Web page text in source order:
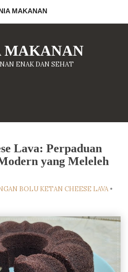
MAKANAN
MAKANAN
ENAK DAN SEHAT
Lava: Perpaduan
yang Meleleh
BOLU KETAN CHEESE LAVA •